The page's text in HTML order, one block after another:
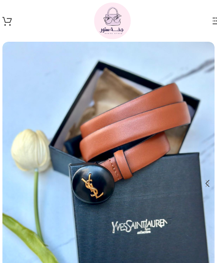
Skip to main content